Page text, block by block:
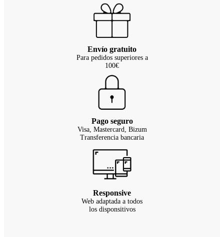
Envío gratuito
Para pedidos superiores a
100€
Pago seguro
Visa, Mastercard, Bizum
Transferencia bancaria
Responsive
Web adaptada a todos
los disponsitivos